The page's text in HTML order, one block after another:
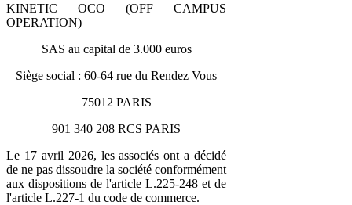
KINETIC OCO (OFF CAMPUS
OPERATION)
SAS au capital de 3.000 euros
Siège social : 60-64 rue du Rendez Vous
75012 PARIS
901 340 208 RCS PARIS
Le 17 avril 2026, les associés ont a décidé
de ne pas dissoudre la société conformément
aux dispositions de l'article L.225-248 et de
l'article L.227-1 du code de commerce.